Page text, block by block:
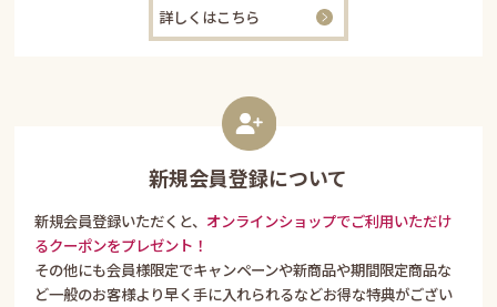
詳しくはこちら
新規会員登録について
新規会員登録いただくと、 オンラインショップでご利用いただけ
るクーポンをプレゼント！
その他にも会員様限定でキャンペーンや新商品や期間限定商品な
ど一般のお客様より早く手に入れられるなどお得な特典がござい